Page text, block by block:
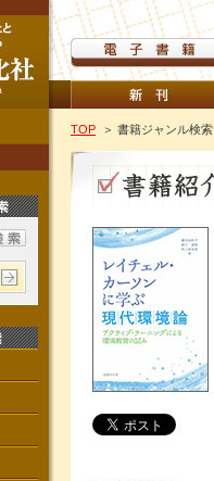
TOP ＞ 書籍ジャンル検索